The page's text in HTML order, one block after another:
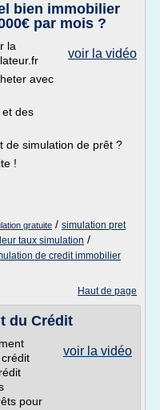
bien immobilier
par mois ?
voir la vidéo
la
avec
des
de simulation de prêt ?
!
gratuite / simulation pret
taux simulation /
de credit immobilier
Haut de page
du Crédit
voir la vidéo
pour